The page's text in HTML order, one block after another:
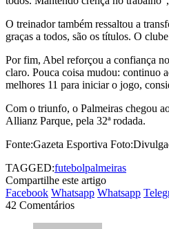
O treinador também ressaltou a
graças a todos, são os títulos. O
Por fim, Abel reforçou a confiança
claro. Pouca coisa mudou: continuo
melhores 11 para iniciar o jogo,
Com o triunfo, o Palmeiras chegou
Allianz Parque, pela 32ª rodada.
Fonte:Gazeta Esportiva
TAGGED:futebolpalmeiras
Compartilhe este artigo
Facebook Whatsapp Whatsapp
42 Comentários